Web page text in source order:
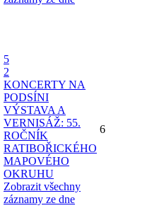
5
2
KONCERTY NA
PODSÍNI
VÝSTAVA A
VERNISÁŽ: 55.
ROČNÍK
RATIBOŘICKÉHO
MAPOVÉHO
OKRUHU
Zobrazit všechny
záznamy ze dne
6